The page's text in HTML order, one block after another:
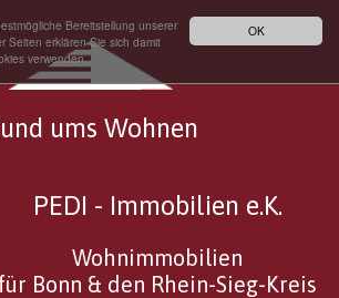
OK
Bereitstellung unserer
Seiten erklären Sie sich damit
verwenden.
ums Wohnen
PEDI - Immobilien e.K.
Wohnimmobilien
für Bonn & den Rhein-Sieg-Kreis